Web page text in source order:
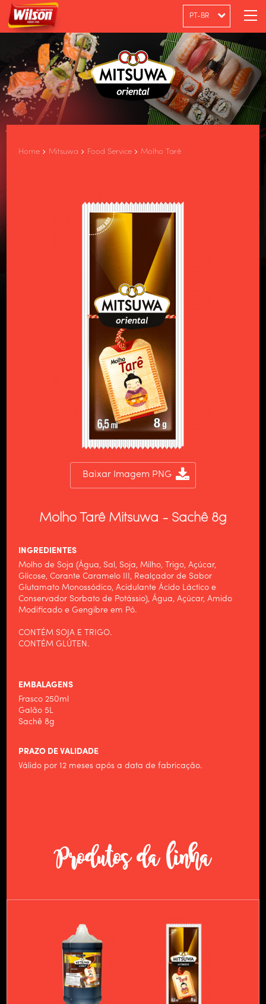
CULINÁRIA
NOTÍCIAS
PT-BR
ENGLISH
ESPAÑOL
Home Mitsuwa Food Service Molho Tarê
Baixar Imagem PNG
Molho Tarê Mitsuwa - Sachê 8g
INGREDIENTES
Molho de Soja (Água, Sal, Soja, Milho, Trigo, Açúcar,
Glicose, Corante Caramelo III, Realçador de Sabor
Glutamato Monossódico, Acidulante Ácido Láctico e
Conservador Sorbato de Potássio), Água, Açúcar, Amido
Modificado e Gengibre em Pó.
CONTÉM SOJA E TRIGO.
CONTÉM GLÚTEN.
EMBALAGENS
Frasco 250ml
Galão 5L
Sachê 8g
PRAZO DE VALIDADE
Válido por 12 meses após a data de fabricação.
Produtos da linha